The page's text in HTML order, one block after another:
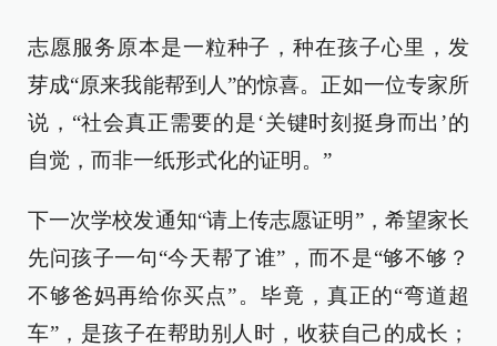
志愿服务原本是一粒种子，种在孩子心里，发
芽成“原来我能帮到人”的惊喜。正如一位专家所
说，“社会真正需要的是‘关键时刻挺身而出’的
自觉，而非一纸形式化的证明。”
下一次学校发通知“请上传志愿证明”，希望家长
先问孩子一句“今天帮了谁”，而不是“够不够？
不够爸妈再给你买点”。毕竟，真正的“弯道超
车”，是孩子在帮助别人时，收获自己的成长；